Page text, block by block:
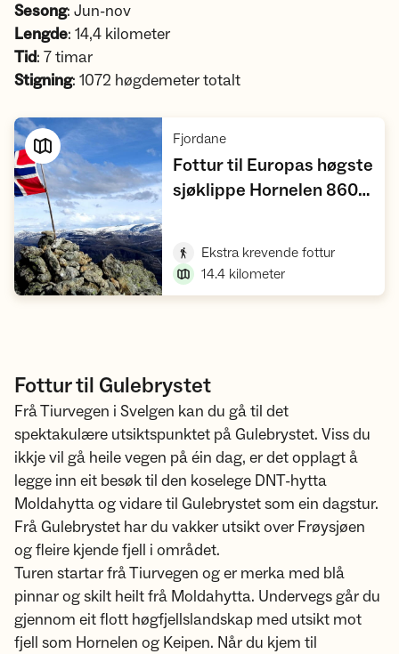
Sesong: Jun-nov
Lengde: 14,4 kilometer
Tid: 7 timar
Stigning: 1072 høgdemeter totalt
Fjordane,
Fottur til Europas høgste
sjøklippe Hornelen 860
Ekstra krevende fottur,
14.4 kilometer
Fottur til Gulebrystet
Frå Tiurvegen i Svelgen kan du gå til det
spektakulære utsiktspunktet på Gulebrystet. Viss du
ikkje vil gå heile vegen på éin dag, er det opplagt å
legge inn eit besøk til den koselege DNT-hytta
Moldahytta og vidare til Gulebrystet som ein dagstur.
Frå Gulebrystet har du vakker utsikt over Frøysjøen
og fleire kjende fjell i området.
Turen startar frå Tiurvegen og er merka med blå
pinnar og skilt heilt frå Moldahytta. Undervegs går du
gjennom eit flott høgfjellslandskap med utsikt mot
fjell som Hornelen og Keipen. Når du kjem til